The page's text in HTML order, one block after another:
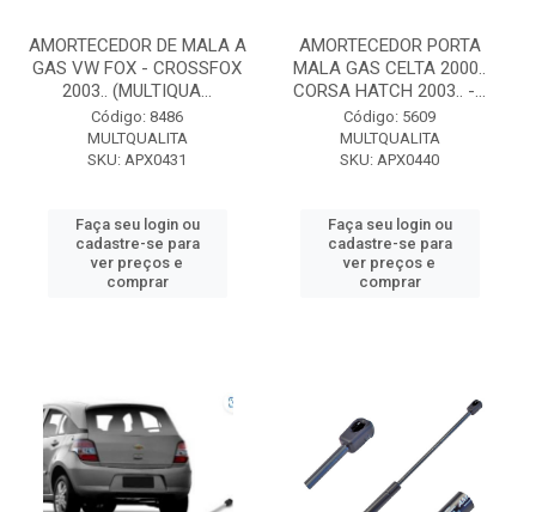
AMORTECEDOR DE MALA A
GAS VW FOX - CROSSFOX
2003.. (MULTIQUA...
Código: 8486
MULTQUALITA
SKU: APX0431
Faça seu login ou
cadastre-se para
ver preços e
comprar
AMORTECEDOR PORTA
MALA GAS CELTA 2000..
CORSA HATCH 2003.. -...
Código: 5609
MULTQUALITA
SKU: APX0440
Faça seu login ou
cadastre-se para
ver preços e
comprar